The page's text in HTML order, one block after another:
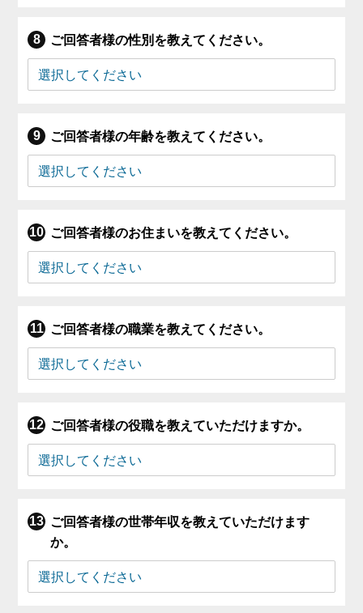
ご回答者様の性別を教えてください。
ご回答者様の年齢を教えてください。
ご回答者様のお住まいを教えてください。
ご回答者様の職業を教えてください。
ご回答者様の役職を教えていただけますか。
ご回答者様の世帯年収を教えていただけます
か。